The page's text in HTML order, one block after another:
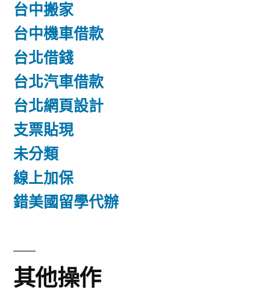
台中搬家
台中機車借款
台北借錢
台北汽車借款
台北網頁設計
支票貼現
未分類
線上加保
錯美國留學代辦
其他操作